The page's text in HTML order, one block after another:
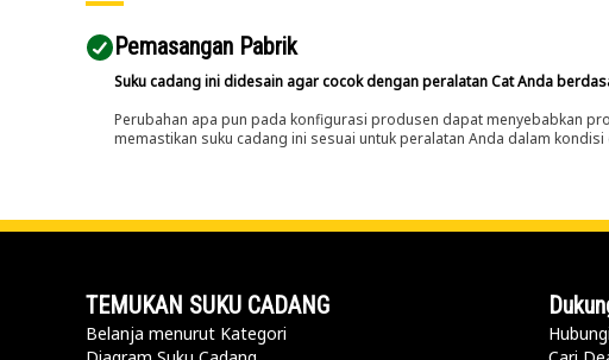
Pemasangan Pabrik
Suku cadang ini didesain agar cocok dengan peralatan Cat Anda
Perubahan apa pun pada konfigurasi produsen dapat menyebabkan
memastikan suku cadang ini sesuai untuk peralatan Anda dalam
TEMUKAN SUKU CADANG
Belanja menurut Kategori